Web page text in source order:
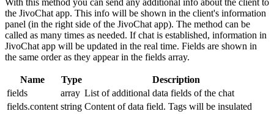
With this method you can send any additional info about the client to
the JivoChat app. This info will be shown in the client's information
panel (in the right side of the JivoChat app). The method can be
called as many times as needed. If chat is established, information in
JivoChat app will be updated in the real time. Fields are shown in
the same order as they appear in the fields array.
Name Type
Description
fields
array List of additional data fields of the chat
fields.content string Content of data field. Tags will be insulated